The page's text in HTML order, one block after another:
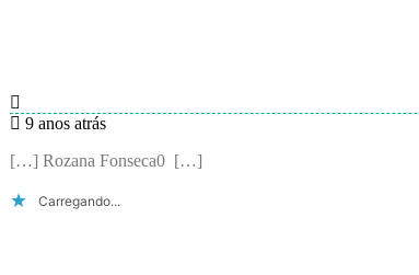
9 anos atrás
[…] Rozana Fonseca0 […]
Carregando...